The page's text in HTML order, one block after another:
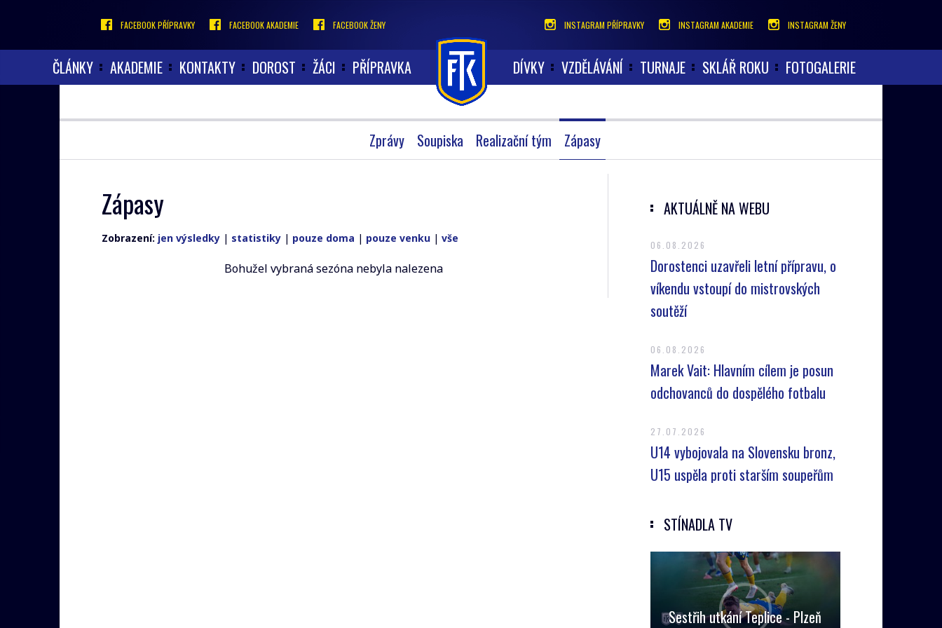
FACEBOOK PŘÍPRAVKY FACEBOOK AKADEMIE FACEBOOK ŽENY INSTAGRAM PŘÍPRAVKY INSTAGRAM AKADEMIE INSTAGRAM ŽENY
ČLÁNKY AKADEMIE KONTAKTY DOROST ŽÁCI PŘÍPRAVKA DÍVKY VZDĚLÁVÁNÍ TURNAJE SKLÁŘ ROKU FOTOGALERIE
Zprávy Soupiska Realizační tým Zápasy
Zápasy
Zobrazení: jen výsledky | statistiky | pouze doma | pouze venku | vše
Bohužel vybraná sezóna nebyla nalezena
AKTUÁLNĚ NA WEBU
06.08.2026
Dorostenci uzavřeli letní přípravu, o
víkendu vstoupí do mistrovských
soutěží
06.08.2026
Marek Vait: Hlavním cílem je posun
odchovanců do dospělého fotbalu
27.07.2026
U14 vybojovala na Slovensku bronz,
U15 uspěla proti starším soupeřům
STÍNADLA TV
Sestřih utkání Teplice - Plzeň